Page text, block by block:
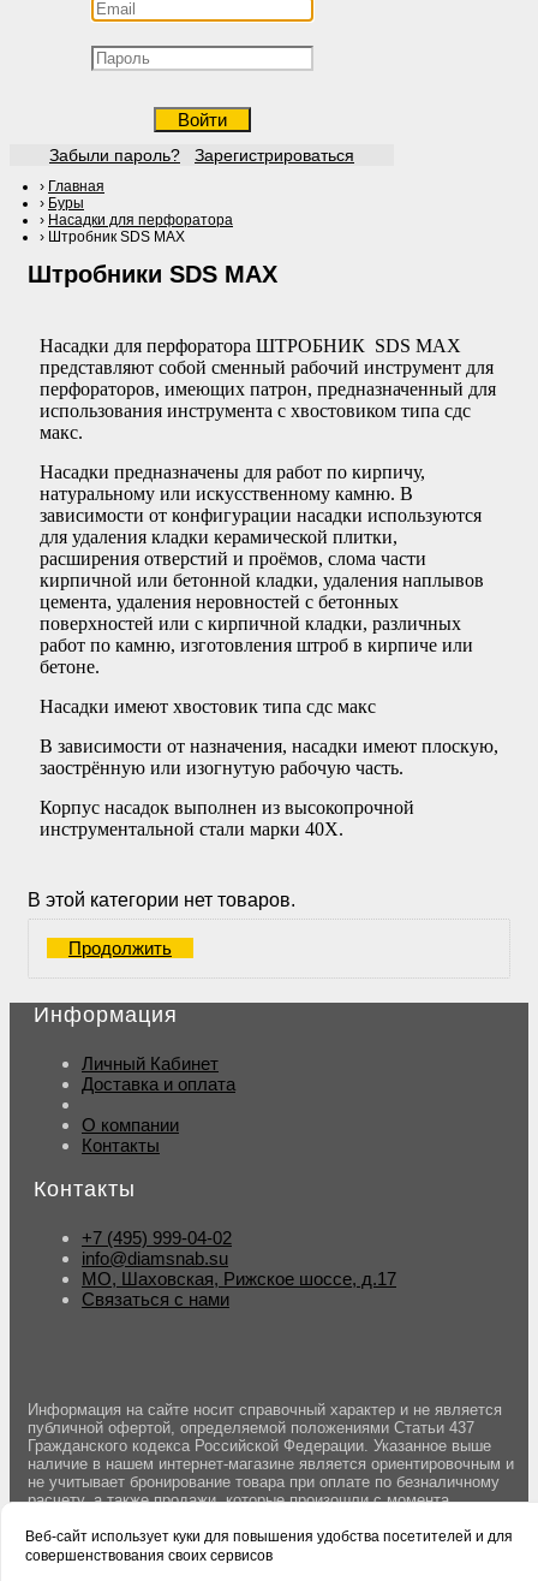
Войти
Забыли пароль? Зарегистрироваться
Главная
Буры
Насадки для перфоратора
Штробник SDS MAX
Штробники SDS MAX
Насадки для перфоратора ШТРОБНИК SDS MAX
представляют собой сменный рабочий инструмент для
перфораторов, имеющих патрон, предназначенный для
использования инструмента с хвостовиком типа сдс
макс.
Насадки предназначены для работ по кирпичу,
натуральному или искусственному камню. В
зависимости от конфигурации насадки используются
для удаления кладки керамической плитки,
расширения отверстий и проёмов, слома части
кирпичной или бетонной кладки, удаления наплывов
цемента, удаления неровностей с бетонных
поверхностей или с кирпичной кладки, различных
работ по камню, изготовления штроб в кирпиче или
бетоне.
Насадки имеют хвостовик типа сдс макс
В зависимости от назначения, насадки имеют плоскую,
заострённую или изогнутую рабочую часть.
Корпус насадок выполнен из высокопрочной
инструментальной стали марки 40Х.
В этой категории нет товаров.
Продолжить
Информация
Личный Кабинет
Доставка и оплата
О компании
Контакты
Контакты
+7 (495) 999-04-02
info@diamsnab.su
МО, Шаховская, Рижское шоссе, д.17
Связаться с нами
Информация на сайте носит справочный характер и не является
публичной офертой, определяемой положениями Статьи 437
Гражданского кодекса Российской Федерации. Указанное выше
наличие в нашем интернет-магазине является ориентировочным и
не учитывает бронирование товара при оплате по безналичному
расчету, а также продажи, которые произошли с момента
резерв товара оформив заказ на сайте. Бронирование товара
осуществляется после подтверждения заказа менеджером.
Веб-сайт использует куки для повышения удобства посетителей и для
совершенствования своих сервисов